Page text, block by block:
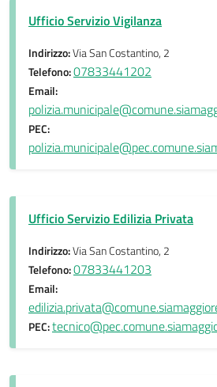
Ufficio Servizio Vigilanza
Indirizzo:Via San Costantino, 2
Telefono:07833441202
Email:
PEC:
Ufficio Servizio Edilizia Privata
Indirizzo:Via San Costantino, 2
Telefono:07833441203
Email:
PEC: